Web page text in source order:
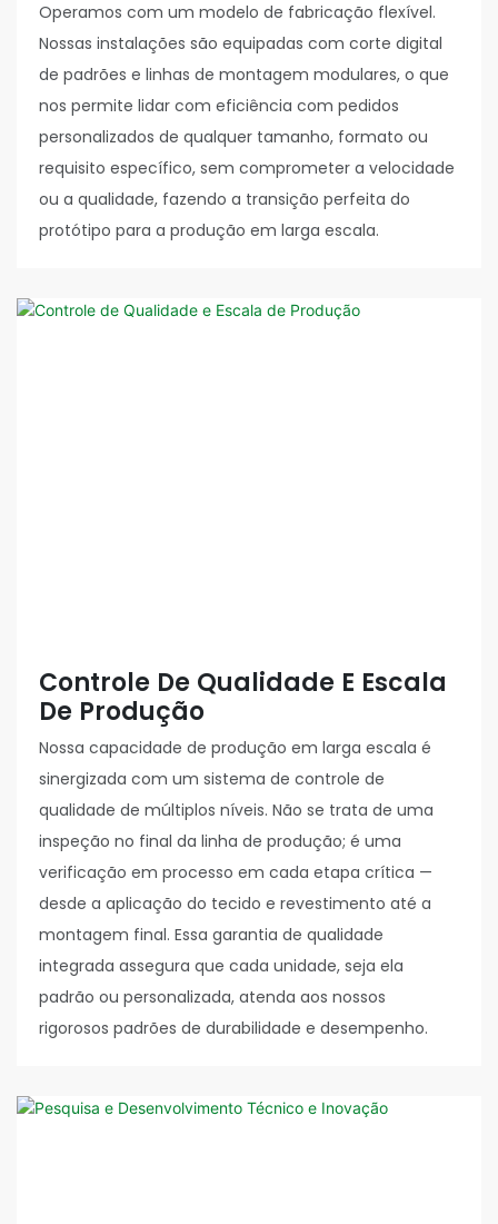
Operamos com um modelo de fabricação flexível.
Nossas instalações são equipadas com corte digital
de padrões e linhas de montagem modulares, o que
nos permite lidar com eficiência com pedidos
personalizados de qualquer tamanho, formato ou
requisito específico, sem comprometer a velocidade
ou a qualidade, fazendo a transição perfeita do
protótipo para a produção em larga escala.
Controle De Qualidade E Escala
De Produção
Nossa capacidade de produção em larga escala é
sinergizada com um sistema de controle de
qualidade de múltiplos níveis. Não se trata de uma
inspeção no final da linha de produção; é uma
verificação em processo em cada etapa crítica —
desde a aplicação do tecido e revestimento até a
montagem final. Essa garantia de qualidade
integrada assegura que cada unidade, seja ela
padrão ou personalizada, atenda aos nossos
rigorosos padrões de durabilidade e desempenho.